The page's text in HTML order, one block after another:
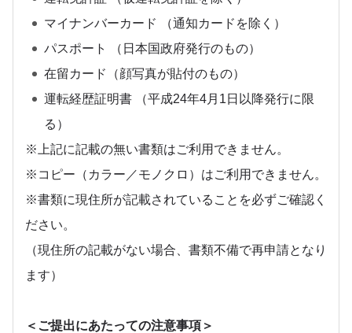
マイナンバーカード （通知カードを除く）
パスポート （日本国政府発行のもの）
在留カード（顔写真が貼付のもの）
運転経歴証明書 （平成24年4月1日以降発行に限
る）
※上記に記載の無い書類はご利用できません。
※コピー（カラー／モノクロ）はご利用できません。
※書類に現住所が記載されていることを必ずご確認く
ださい。
（現住所の記載がない場合、書類不備で再申請となり
ます）
＜ご提出にあたっての注意事項＞